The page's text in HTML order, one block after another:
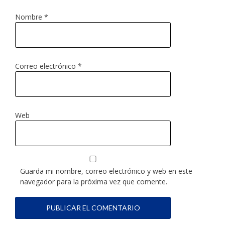
Nombre *
Correo electrónico *
Web
Guarda mi nombre, correo electrónico y web en este
navegador para la próxima vez que comente.